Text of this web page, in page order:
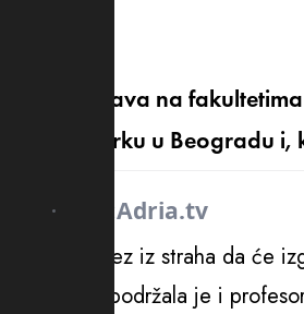
da nastava na
parku u Beogradu
Adria.tv
na ovaj potez iz straha da će
parku podržala je i